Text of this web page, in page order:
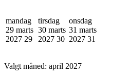
mandag
29 marts
2027 29
tirsdag
30 marts
2027 30
onsdag
31 marts
2027 31
Valgt måned: april 2027